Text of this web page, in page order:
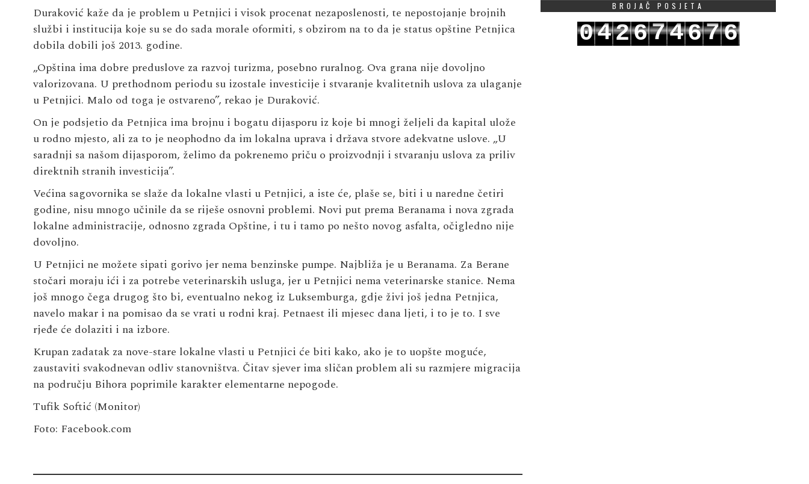
Duraković kaže da je problem u Petnjici i visok procenat nezaposlenosti, te nepostojanje brojnih
službi i institucija koje su se do sada morale oformiti, s obzirom na to da je status opštine Petnjica
dobila dobili još 2013. godine.
„Opština ima dobre preduslove za razvoj turizma, posebno ruralnog. Ova grana nije dovoljno
valorizovana. U prethodnom periodu su izostale investicije i stvaranje kvalitetnih uslova za ulaganje
u Petnjici. Malo od toga je ostvareno”, rekao je Duraković.
On je podsjetio da Petnjica ima brojnu i bogatu dijasporu iz koje bi mnogi željeli da kapital ulože
u rodno mjesto, ali za to je neophodno da im lokalna uprava i država stvore adekvatne uslove. „U
saradnji sa našom dijasporom, želimo da pokrenemo priču o proizvodnji i stvaranju uslova za priliv
direktnih stranih investicija”.
Većina sagovornika se slaže da lokalne vlasti u Petnjici, a iste će, plaše se, biti i u naredne četiri
godine, nisu mnogo učinile da se riješe osnovni problemi. Novi put prema Beranama i nova zgrada
lokalne administracije, odnosno zgrada Opštine, i tu i tamo po nešto novog asfalta, očigledno nije
dovoljno.
U Petnjici ne možete sipati gorivo jer nema benzinske pumpe. Najbliža je u Beranama. Za Berane
stočari moraju ići i za potrebe veterinarskih usluga, jer u Petnjici nema veterinarske stanice. Nema
još mnogo čega drugog što bi, eventualno nekog iz Luksemburga, gdje živi još jedna Petnjica,
navelo makar i na pomisao da se vrati u rodni kraj. Petnaest ili mjesec dana ljeti, i to je to. I sve
rjeđe će dolaziti i na izbore.
Krupan zadatak za nove-stare lokalne vlasti u Petnjici će biti kako, ako je to uopšte moguće,
zaustaviti svakodnevan odliv stanovništva. Čitav sjever ima sličan problem ali su razmjere migracija
na području Bihora poprimile karakter elementarne nepogode.
Tufik Softić (Monitor)
Foto: Facebook.com
BROJAČ POSJETA
042674676